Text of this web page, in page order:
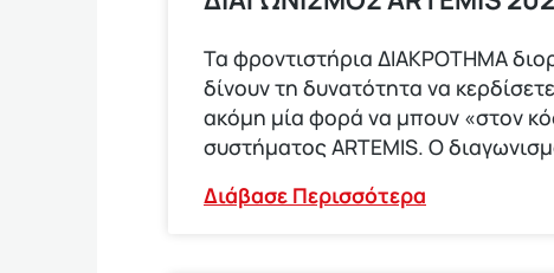
Τα φροντιστήρια ΔΙΑΚΡΟΤΗΜΑ
δίνουν τη δυνατότητα να
ακόμη μία φορά να μπουν «στον
συστήματος ARTEMIS. Ο
Διάβασε Περισσότερα